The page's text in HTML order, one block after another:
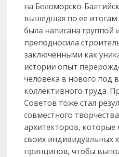
на Беломорско-
вышедшая по ее
была написана группой
преподносила
заключенными как
истории опыт
человека в нового под
коллективного труда.
Советов тоже стал
совместного
архитекторов, которые
своих индивидуальных
принципов, чтобы